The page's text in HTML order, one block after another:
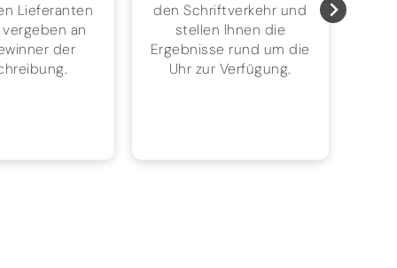
Lieferanten
an
der
den Schriftverkehr und
stellen Ihnen die
Ergebnisse rund um die
Uhr zur Verfügung.